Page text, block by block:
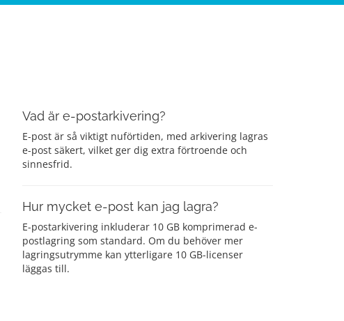
Vad är e-postarkivering?
E-post är så viktigt nuförtiden, med arkivering lagras
e-post säkert, vilket ger dig extra förtroende och
sinnesfrid.
Hur mycket e-post kan jag lagra?
E-postarkivering inkluderar 10 GB komprimerad e-
postlagring som standard. Om du behöver mer
lagringsutrymme kan ytterligare 10 GB-licenser
läggas till.